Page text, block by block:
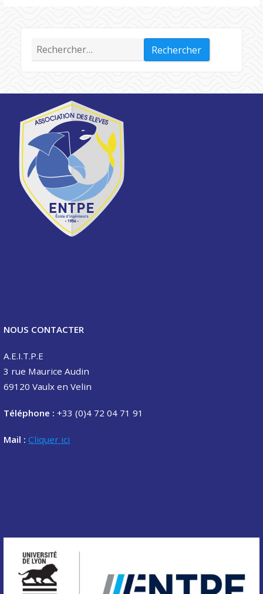
Rechercher :
NOUS CONTACTER
A.E.I.T.P.E
3 rue Maurice Audin
69120 Vaulx en Velin
Téléphone : +33 (0)4 72 04 71 91
Mail : Cliquer ici